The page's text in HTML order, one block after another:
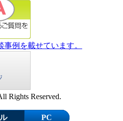
Rights Reserved.
PC